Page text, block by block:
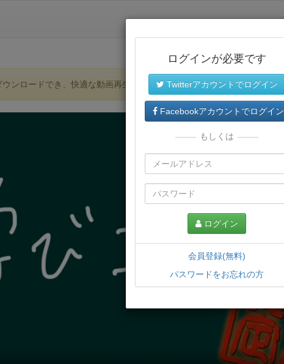
ウンロードでき、快適な動画再生環境が提供されます。
ログインが必要です
Twitterアカウントでログイン
Facebookアカウントでログイン
もしくは
ログイン
会員登録(無料)
パスワードをお忘れの方